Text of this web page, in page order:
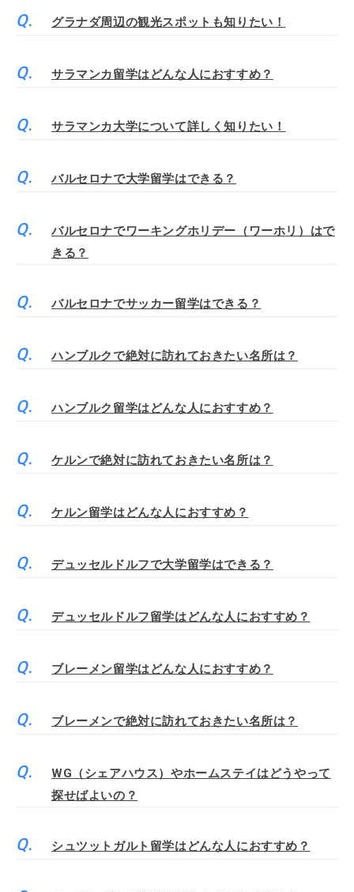
グラナダ周辺の観光スポットも知りたい！
サラマンカ留学はどんな人におすすめ？
サラマンカ大学について詳しく知りたい！
バルセロナで大学留学はできる？
バルセロナでワーキングホリデー（ワーホリ）はで
きる？
バルセロナでサッカー留学はできる？
ハンブルクで絶対に訪れておきたい名所は？
ハンブルク留学はどんな人におすすめ？
ケルンで絶対に訪れておきたい名所は？
ケルン留学はどんな人におすすめ？
デュッセルドルフで大学留学はできる？
デュッセルドルフ留学はどんな人におすすめ？
ブレーメン留学はどんな人におすすめ？
ブレーメンで絶対に訪れておきたい名所は？
WG（シェアハウス）やホームステイはどうやって
探せばよいの？
シュツットガルト留学はどんな人におすすめ？